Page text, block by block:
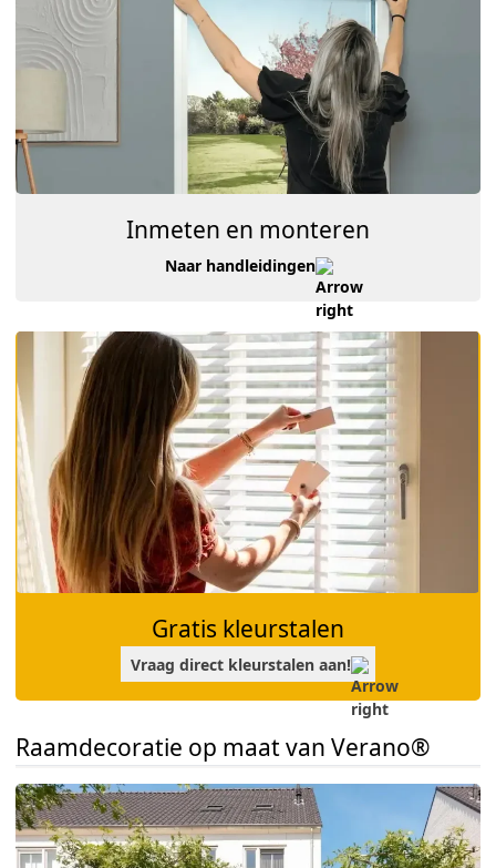
Inmeten en monteren
Naar handleidingen
Gratis kleurstalen
Vraag direct kleurstalen aan!
Raamdecoratie op maat van Verano®